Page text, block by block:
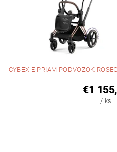
CYBEX E-PRIAM PODVOZOK
€1
/ ks